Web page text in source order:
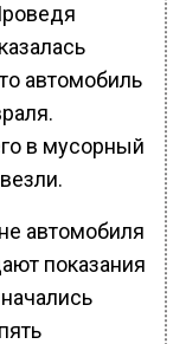
автомобиль
в мусорный
автомобиля
показания